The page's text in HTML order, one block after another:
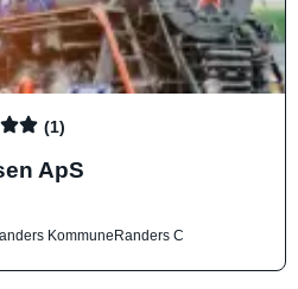
(1)
ApS
KommuneRanders C